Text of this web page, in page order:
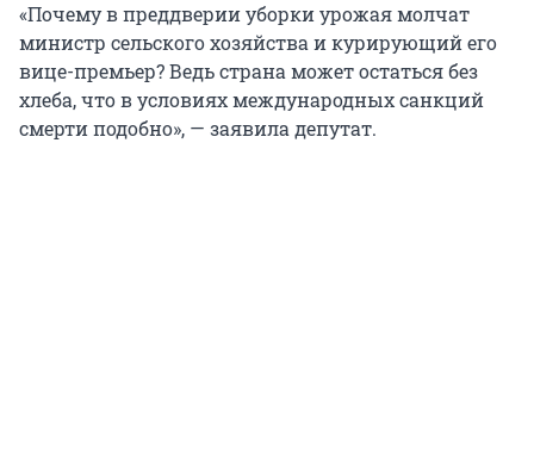
«Почему в преддверии уборки урожая молчат
министр сельского хозяйства и курирующий его
вице-премьер? Ведь страна может остаться без
хлеба, что в условиях международных санкций
смерти подобно», — заявила депутат.